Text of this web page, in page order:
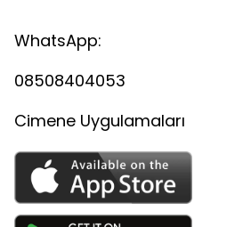
WhatsApp:
08508404053
Cimene Uygulamaları